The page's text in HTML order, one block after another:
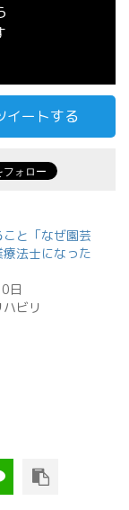
イートする
と「なぜ園芸
法士になった
日
ビリ